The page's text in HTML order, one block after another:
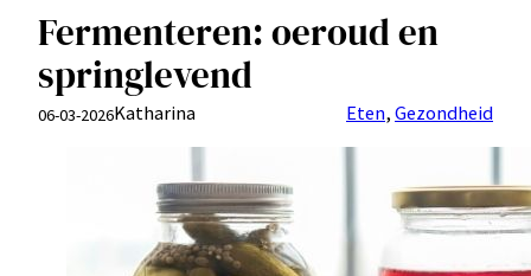
Fermenteren: oeroud en
springlevend
06-03-2026Katharina Eten, Gezondheid